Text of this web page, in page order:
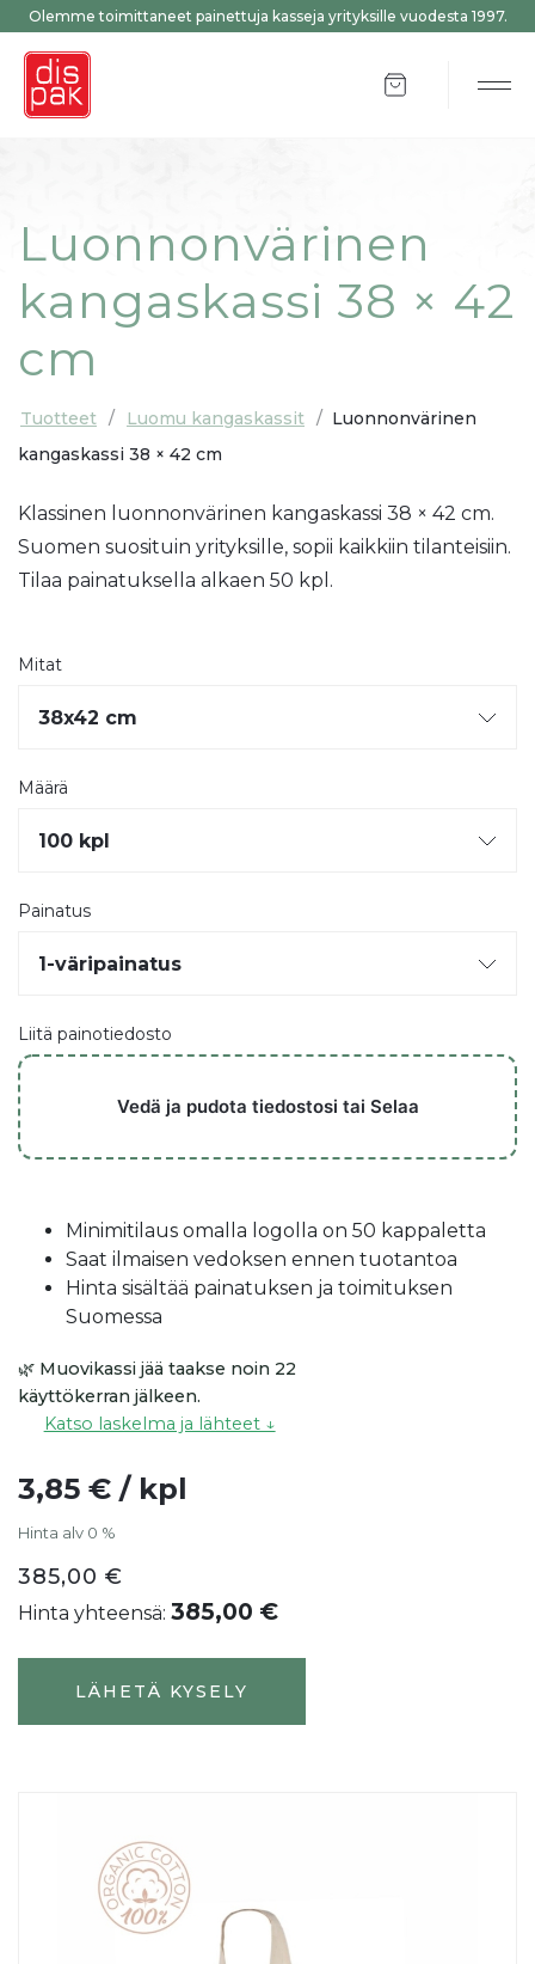
Olemme toimittaneet painettuja kasseja yrityksille vuodesta 1997.
Tuotteet
Luonnonvärinen
kangaskassi 38 × 42
cm
Tuotteet / Luomu kangaskassit / Luonnonvärinen
kangaskassi 38 × 42 cm
Klassinen luonnonvärinen kangaskassi 38 × 42 cm.
Suomen suosituin yrityksille, sopii kaikkiin tilanteisiin.
Tilaa painatuksella alkaen 50 kpl.
Mitat
Määrä
Painatus
Liitä painotiedosto
Vedä ja pudota tiedostosi tai Selaa
Minimitilaus omalla logolla on 50 kappaletta
Saat ilmaisen vedoksen ennen tuotantoa
Hinta sisältää painatuksen ja toimituksen
Suomessa
🌿 Muovikassi jää taakse noin 22
käyttökerran jälkeen.
Katso laskelma ja lähteet ↓
385,00 €
3,85 € / kpl
Hinta yhteensä: 385,00 €
LÄHETÄ KYSELY